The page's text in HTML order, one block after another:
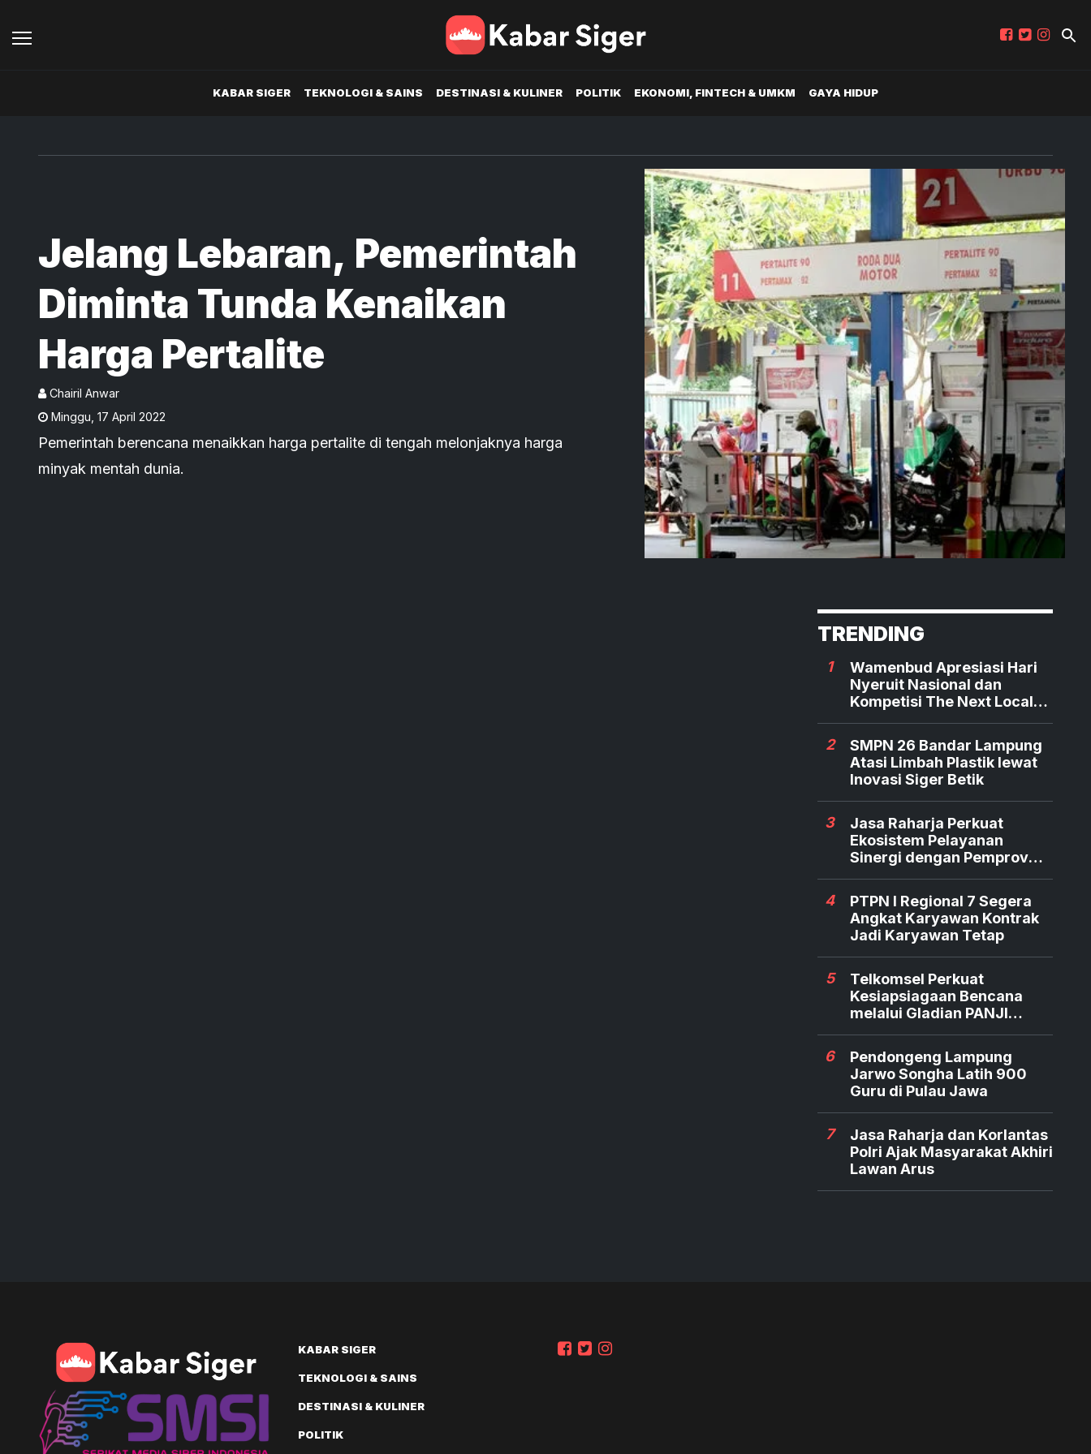
KABAR SIGER TEKNOLOGI & SAINS DESTINASI & KULINER POLITIK EKONOMI, FINTECH & UMKM GAYA HIDUP
Jelang Lebaran, Pemerintah
Diminta Tunda Kenaikan
Harga Pertalite
Chairil Anwar
Minggu 17 April 2022
Pemerintah berencana menaikkan harga pertalite di tengah melonjaknya harga
minyak mentah dunia.
TRENDING
1
Wamenbud Apresiasi Hari
Nyeruit Nasional dan
Kompetisi The Next Local
2
SMPN 26 Bandar Lampung
Atasi Limbah Plastik lewat
Inovasi Siger Betik
3
Jasa Raharja Perkuat
Ekosistem Pelayanan
Sinergi dengan Pemprov
4
PTPN I Regional 7 Segera
Angkat Karyawan Kontrak
Jadi Karyawan Tetap
5
Telkomsel Perkuat
Kesiapsiagaan Bencana
melalui Gladian PANJI
6
Pendongeng Lampung
Jarwo Songha Latih 900
Guru di Pulau Jawa
7
Jasa Raharja dan Korlantas
Polri Ajak Masyarakat Akhiri
Lawan Arus
KABAR SIGER
TEKNOLOGI & SAINS
DESTINASI & KULINER
POLITIK